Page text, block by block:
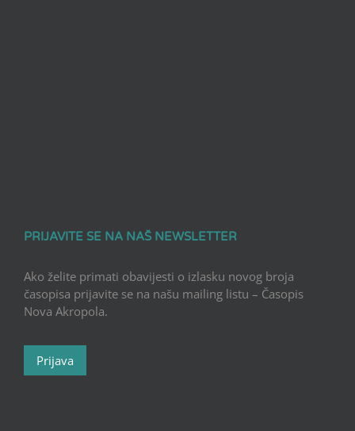
PRIJAVITE SE NA NAŠ NEWSLETTER
Ako želite primati obavijesti o izlasku novog broja
časopisa prijavite se na našu mailing listu – Časopis
Nova Akropola.
Prijava